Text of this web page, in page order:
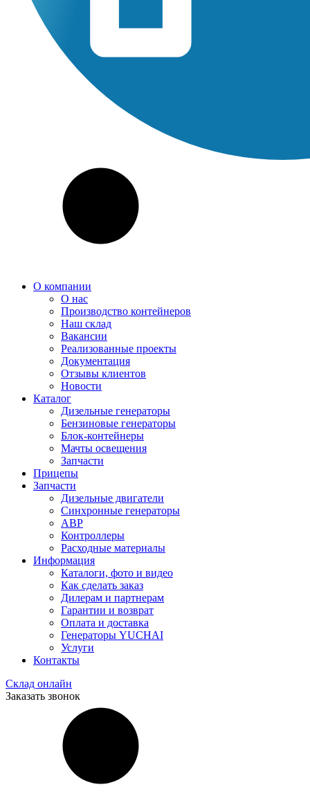
О компании
О нас
Производство контейнеров
Наш склад
Вакансии
Реализованные проекты
Документация
Отзывы клиентов
Новости
Каталог
Дизельные генераторы
Бензиновые генераторы
Блок-контейнеры
Мачты освещения
Запчасти
Прицепы
Запчасти
Дизельные двигатели
Синхронные генераторы
АВР
Контроллеры
Расходные материалы
Информация
Каталоги, фото и видео
Как сделать заказ
Дилерам и партнерам
Гарантии и возврат
Оплата и доставка
Генераторы YUCHAI
Услуги
Контакты
Склад онлайн
Заказать звонок